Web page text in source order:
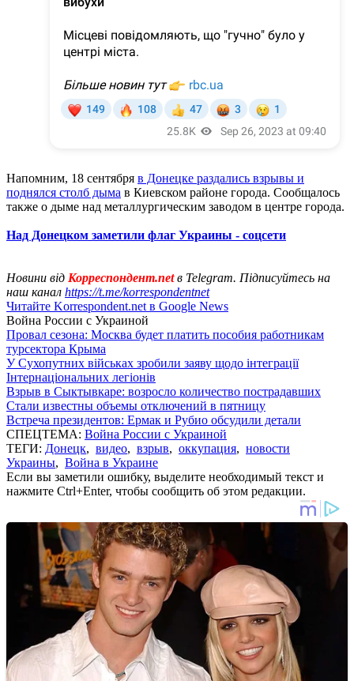
Напомним, 18 сентября в Донецке раздались взрывы и
поднялся столб дыма в Киевском районе города. Сообщалось
также о дыме над металлургическим заводом в центре города.
Над Донецком заметили флаг Украины - соцсети
Новини від Корреспондент.netв Telegram. Підписуйтесь на
наш канал https://t.me/korrespondentnet
Читайте Korrespondent.net в Google News
Война России с Украиной
Провал сезона: Москва будет платить пособия работникам
турсектора Крыма
У Сухопутних військах зробили заяву щодо інтеграції
Інтернаціональних легіонів
Взрыв в Сыктывкаре: возросло количество пострадавших
Стали известны объемы отключений в пятницу
Встреча президентов: Ермак и Рубио обсудили детали
СПЕЦТЕМА: Война России с Украиной
ТЕГИ: Донецк, видео, взрыв, оккупация, новости
Украины, Война в Украине
Если вы заметили ошибку, выделите необходимый текст и
нажмите Ctrl+Enter, чтобы сообщить об этом редакции.